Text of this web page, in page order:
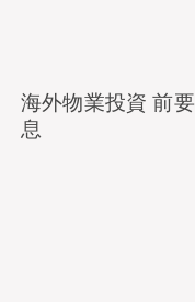
海外物業投資 前
息